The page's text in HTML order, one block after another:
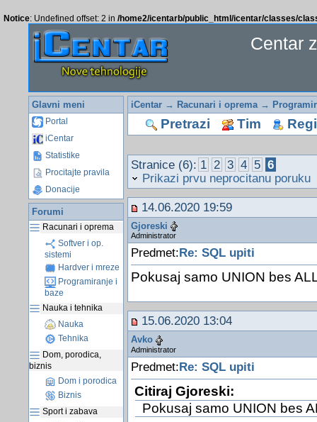
Notice: Undefined offset: 2 in /home2/icentarb/public_html/icentar/classes/
Centar
Glavni meni
Portal
iCentar
Statistike
Procitajte pravila
Donacije
Forumi
Racunari i oprema
Softver i op.
sistemi
Hardver i mreze
Programiranje i
baze
Nauka i tehnika
Nauka
Tehnika
Dom, porodica,
biznis
Dom i porodica
Biznis
Sport i zabava
iCentar→ Racunari i oprema→
Pretrazi Tim
Stranice (6): 1 2 3 4 5 6
Prikazi prvu neprocitanu poruku
14.06.2020 19:59
Gjoreski
Administrator
Predmet: Re: SQL upiti
Pokusaj samo UNION bes
15.06.2020 13:04
Avko
Administrator
Predmet:Re: SQL upiti
Citiraj Gjoreski:
Pokusaj samo UNION bes